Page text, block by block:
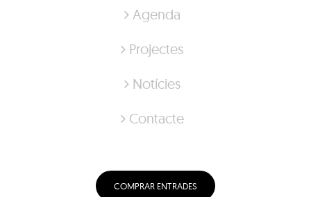
Agenda
Projectes
Notícies
Contacte
COMPRAR ENTRADES